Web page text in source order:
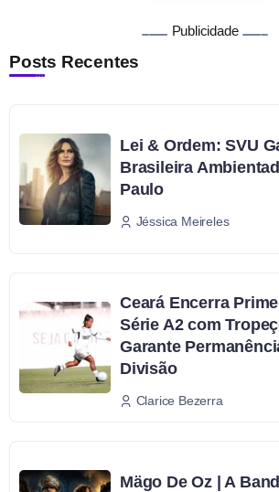
Publicidade
Posts Recentes
Lei & Ordem: SVU
Brasileira
Paulo
Jéssica Meireles
Ceará Encerra
Série A2 com
Garante
Divisão
Clarice Bezerra
Mägo De Oz | A